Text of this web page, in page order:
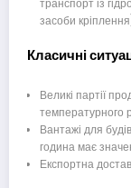
транспорт із
засоби
Класичні
Великі партії
температурного
Вантажі для
година має
Експортна